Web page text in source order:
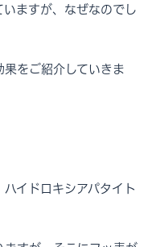
ますが、なぜなのでし
をご紹介していきま
イドロキシアパタイト